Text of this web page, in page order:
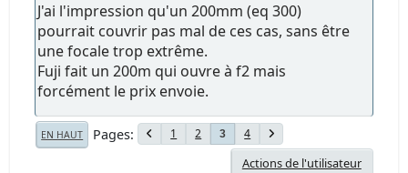
J'ai l'impression qu'un 200mm (eq 300)
pourrait couvrir pas mal de ces cas, sans être
une focale trop extrême.
Fuji fait un 200m qui ouvre à f2 mais
forcément le prix envoie.
EN HAUT Pages 1 2 3 4
Actions de l'utilisateur